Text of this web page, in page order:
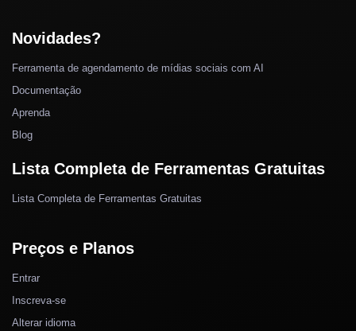
Novidades?
Ferramenta de agendamento de mídias sociais com AI
Documentação
Aprenda
Blog
Lista Completa de Ferramentas Gratuitas
Lista Completa de Ferramentas Gratuitas
Preços e Planos
Entrar
Inscreva-se
Alterar idioma